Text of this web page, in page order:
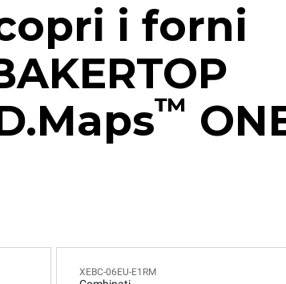
i forni
™
XEBC-06EU-E1RM